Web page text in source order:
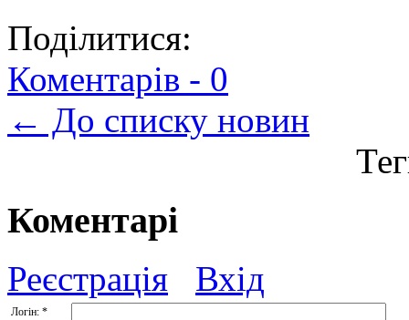
Поділитися:
Коментарів - 0
← До списку новин
Коментарі
Реєстрація Вхід
Логін: *